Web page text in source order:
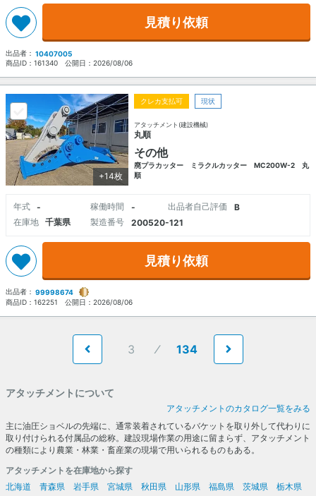
見積り依頼
出品者： 10407005
商品ID： 161340 公開日： 2026/08/06
+14枚
クレカ支払可 現状
アタッチメント(建設機械)
丸順
その他
廃プラカッター ミラクルカッター MC200W-2 丸
順
年式 - 稼働時間 - 出品者自己評価
B
在庫地
千葉県 製造番号 200520-121
見積り依頼
出品者： 99998674
商品ID： 162251 公開日： 2026/08/06
3 134
アタッチメントについて
アタッチメントのカタログ一覧をみる
主に油圧ショベルの先端に、通常装着されているバケットを取り外して代わりに
取り付けられる付属品の総称。建設現場作業の用途に留まらず、アタッチメント
の種類により農業・林業・畜産業の現場で用いられるものもある。
アタッチメントを在庫地から探す
北海道
青森県 岩手県 宮城県 秋田県 山形県 福島県 茨城県
栃木県